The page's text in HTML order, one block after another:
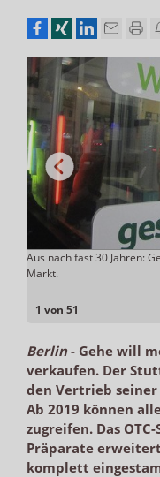
1 von 51
Aus nach fast 30 Jahren:
Markt.
Berlin- Gehe will
verkaufen. Der
den Vertrieb seiner
Ab 2019 können
zugreifen. Das
Präparate
komplett